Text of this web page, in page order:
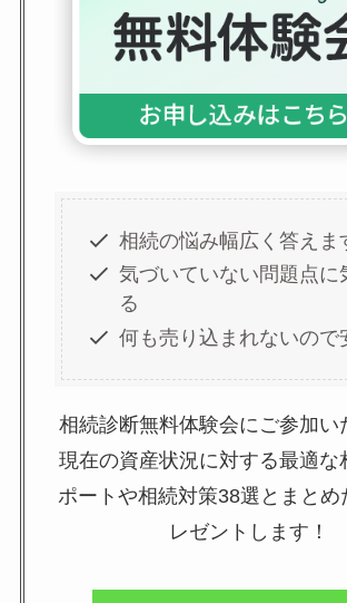
相続の悩み幅広く答えま
気づいていない問題点に
る
何も売り込まれないので
相続診断無料体験会にご参加い
現在の資産状況に対する最適な
ポートや相続対策38選とまとめ
レゼントします！